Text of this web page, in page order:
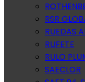
RSR
RUEDAS
RUFETE
RULO
SAECLOR